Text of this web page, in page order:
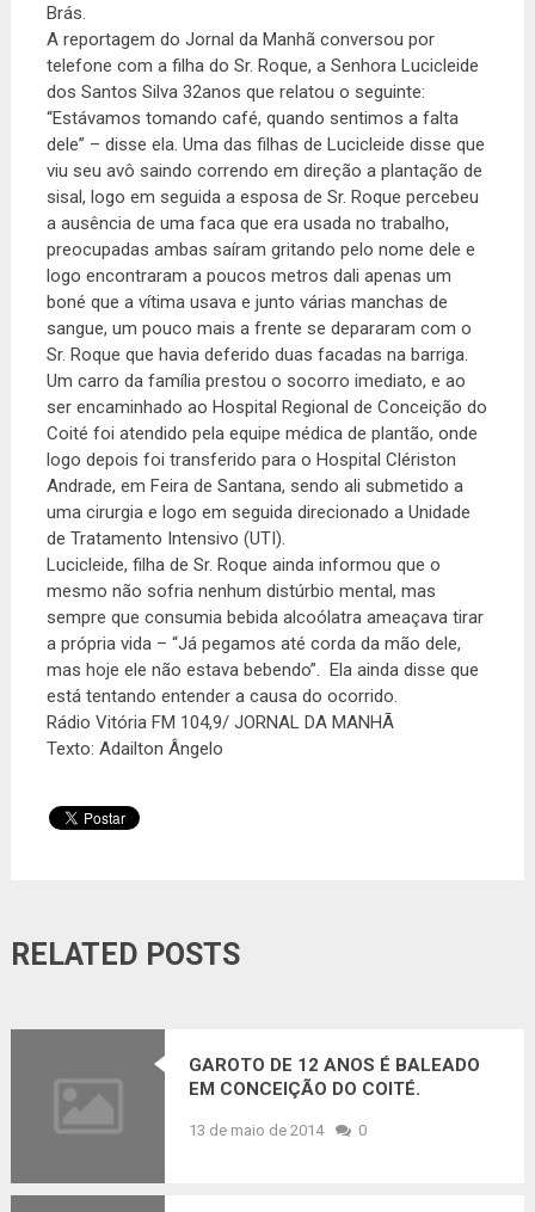
Brás.
A reportagem do Jornal da Manhã conversou por
telefone com a filha do Sr. Roque, a Senhora Lucicleide
dos Santos Silva 32anos que relatou o seguinte:
“Estávamos tomando café, quando sentimos a falta
dele” – disse ela. Uma das filhas de Lucicleide disse que
viu seu avô saindo correndo em direção a plantação de
sisal, logo em seguida a esposa de Sr. Roque percebeu
a ausência de uma faca que era usada no trabalho,
preocupadas ambas saíram gritando pelo nome dele e
logo encontraram a poucos metros dali apenas um
boné que a vítima usava e junto várias manchas de
sangue, um pouco mais a frente se depararam com o
Sr. Roque que havia deferido duas facadas na barriga.
Um carro da família prestou o socorro imediato, e ao
ser encaminhado ao Hospital Regional de Conceição do
Coité foi atendido pela equipe médica de plantão, onde
logo depois foi transferido para o Hospital Clériston
Andrade, em Feira de Santana, sendo ali submetido a
uma cirurgia e logo em seguida direcionado a Unidade
de Tratamento Intensivo (UTI).
Lucicleide, filha de Sr. Roque ainda informou que o
mesmo não sofria nenhum distúrbio mental, mas
sempre que consumia bebida alcoólatra ameaçava tirar
a própria vida – “Já pegamos até corda da mão dele,
mas hoje ele não estava bebendo”. Ela ainda disse que
está tentando entender a causa do ocorrido.
Rádio Vitória FM 104,9/ JORNAL DA MANHÃ
Texto: Adailton Ângelo
RELATED POSTS
GAROTO DE 12 ANOS É BALEADO
EM CONCEIÇÃO DO COITÉ.
13 de maio de 2014 0